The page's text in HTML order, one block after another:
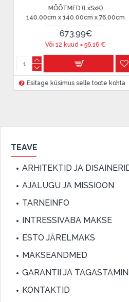
Lepingu tingimused:
Liisingulepingu võib
lepingus.
Lisateave:
Enne krediidi
Laenake
MÕÕTMED (LxSxK)
x 100.00cm x 76.00cm
869.00€
Või 12 kuud =72.41€
küsimus selle toote kohta
TEAVE
ARHITEKTID JA
AJALUGU JA MISSIOON
TARNEINFO
INTRESSIVABA MAKSE
ESTO JÄRELMAKS
MAKSEANDMED
GARANTII JA
KONTAKTID